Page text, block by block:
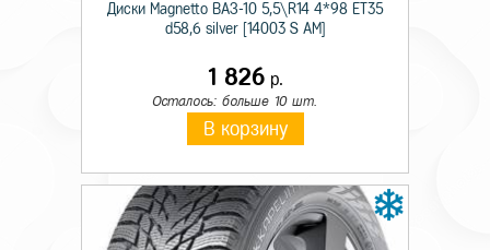
Сезон резины Зимняя
Профиль 55
Индекс скорости T
Диски Magnetto ВАЗ-10 5,5\R14 4*98 ET35
d58,6 silver [14003 S AM]
1 826р.
Осталось: больше 10 шт.
В корзину